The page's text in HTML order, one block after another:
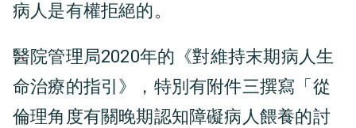
病人是有權拒絕的。
醫院管理局2020年的《對維持末期病人生
命治療的指引》，特別有附件三撰寫「從
倫理角度有關晚期認知障礙病人餵養的討